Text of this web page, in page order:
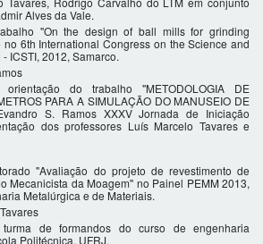
Alves da Vale.
"On the design of ball mills for grinding
6th International Congress on the Science and
ICSTI, 2012, Samarco.
do trabalho "METODOLOGIA DE
PARA A SIMULAÇÃO DO MANUSEIO DE
S. Ramos XXXV Jornada de Iniciação
dos professores Luís Marcelo Tavares e
"Avaliação do projeto de revestimento de
Mecanicista da Moagem" no Painel PEMM 2013,
Metalúrgica e de Materiais.
de formandos do curso de engenharia
Politécnica, UFRJ.